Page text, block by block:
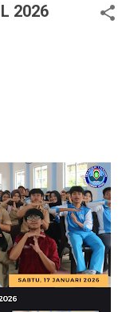
2026